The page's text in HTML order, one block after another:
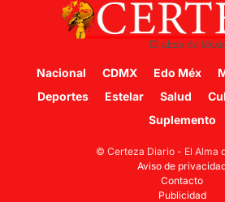
Nacional CDMX Edo Méx
Deportes
Estelar Salud
Suplemento
© Certeza Diario - El Alma
Aviso de
Contacto
Publicidad